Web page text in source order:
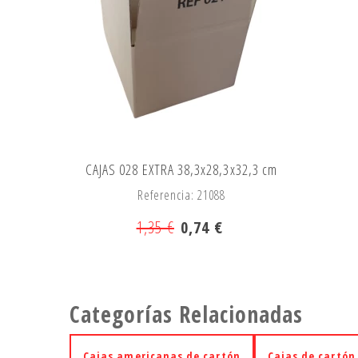
CAJAS 028 EXTRA 38,3x28,3x32,3 cm
Referencia: 21088
1,35 € 0,74 €
Categorías Relacionadas